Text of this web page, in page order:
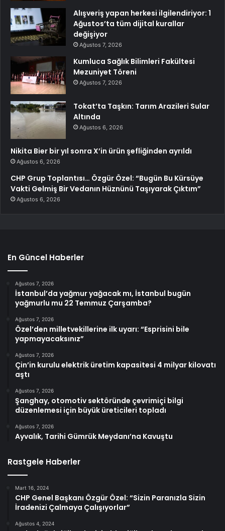
Alışveriş yapan herkesi ilgilendiriyor: 1
Ağustos’ta tüm dijital kurallar
değişiyor
Ağustos 7, 2026
Kumluca Sağlık Bilimleri Fakültesi
Mezuniyet Töreni
Ağustos 7, 2026
Tokat’ta Taşkın: Tarım Arazileri Sular
Altında
Ağustos 6, 2026
Nikita Bier bir yıl sonra X’in ürün şefliğinden ayrıldı
Ağustos 6, 2026
CHP Grup Toplantısı… Özgür Özel: “Bugün Bu Kürsüye
Vakti Gelmiş Bir Vedanın Hüznünü Taşıyarak Çıktım”
Ağustos 6, 2026
En Güncel Haberler
Ağustos 7, 2026
İstanbul’da yağmur yağacak mı, İstanbul bugün
yağmurlu mu 22 Temmuz Çarşamba?
Ağustos 7, 2026
Özel’den milletvekillerine ilk uyarı: “Esprisini bile
yapmayacaksınız”
Ağustos 7, 2026
Çin’in kurulu elektrik üretim kapasitesi 4 milyar kilovatı
aştı
Ağustos 7, 2026
Şanghay, otomotiv sektöründe çevrimiçi bilgi
düzenlemesi için büyük üreticileri topladı
Ağustos 7, 2026
Ayvalık, Tarihi Gümrük Meydanı’na Kavuştu
Rastgele Haberler
Mart 16, 2024
CHP Genel Başkanı Özgür Özel: “Sizin Paranızla Sizin
İradenizi Çalmaya Çalışıyorlar”
Ağustos 4, 2024